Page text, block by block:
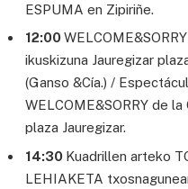
ESPUMA en Zipiriñe.
12:00
ikuskizuna Jauregizar
(Ganso &Cía.) /
WELCOME&SORRY de
plaza Jauregizar.
14:30 Kuadrillen arteko
LEHIAKETA